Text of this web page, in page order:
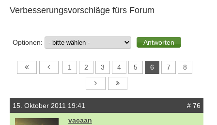
Verbesserungsvorschläge fürs Forum
Optionen:
1 2 3 4 5 6 7 8
15. Oktober 2011 19:41
# 76
vacaan